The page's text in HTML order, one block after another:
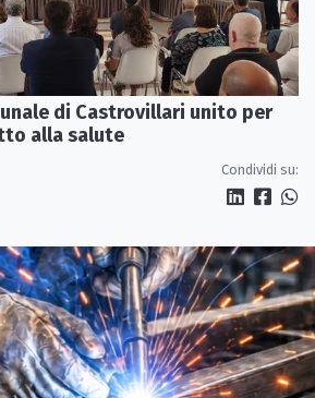
di Castrovillari unito per
alla salute
Condividi su: